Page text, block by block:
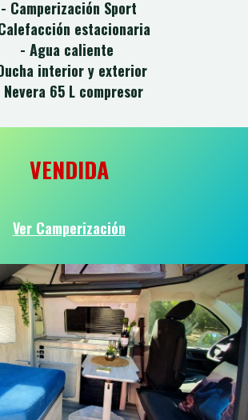
- Camperización Sport
estacionaria
- Agua caliente
interior y exterior
65 L compresor
VENDIDA
Ver Camperización